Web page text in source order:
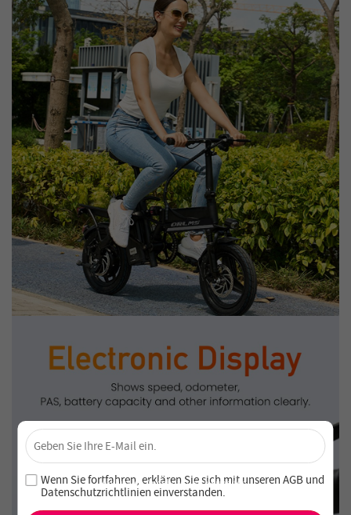
Sichere dir 4 % Rabatt – Jetzt abonnieren!
Melde dich für unseren Newsletter an und verpasse keine
exklusiven Angebote und Neuheiten!
×
Wenn Sie fortfahren, erklären Sie sich mit unserenAGBund
Datenschutzrichtlinien einverstanden.